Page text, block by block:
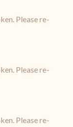
Please re-
Please re-
Please re-